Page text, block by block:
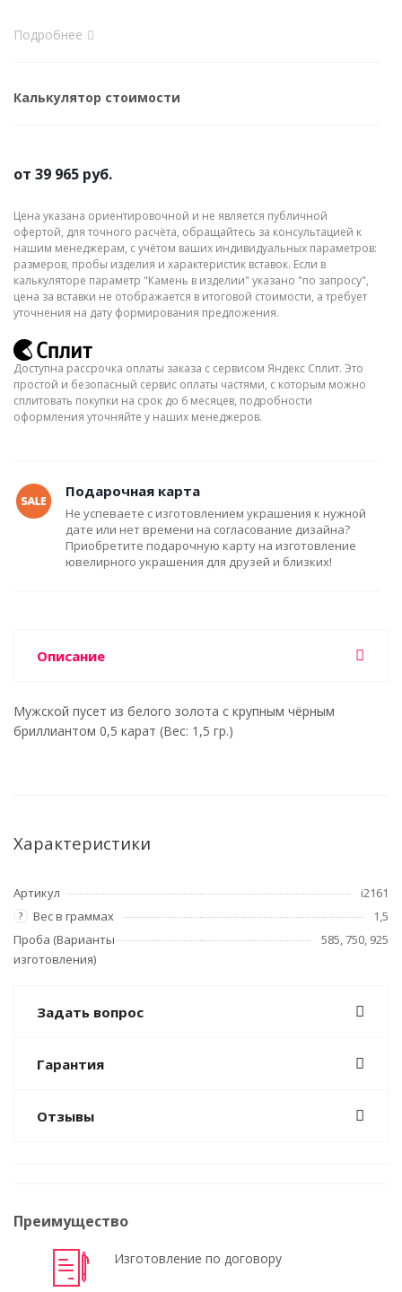
Подробнее
Калькулятор стоимости
от 39 965 руб.
Цена указана ориентировочной и не является публичной
офертой, для точного расчёта, обращайтесь за консультацией к
нашим менеджерам, с учётом ваших индивидуальных параметров:
размеров, пробы изделия и характеристик вставок. Если в
калькуляторе параметр "Камень в изделии" указано "по запросу",
цена за вставки не отображается в итоговой стоимости, а требует
уточнения на дату формирования предложения.
Доступна рассрочка оплаты заказа с сервисом Яндекс Сплит. Это
простой и безопасный сервис оплаты частями, с которым можно
сплитовать покупки на срок до 6 месяцев, подробности
оформления уточняйте у наших менеджеров.
Подарочная карта
Не успеваете с изготовлением украшения к нужной
дате или нет времени на согласование дизайна?
Приобретите подарочную карту на изготовление
ювелирного украшения для друзей и близких!
Описание
Мужской пусет из белого золота с крупным чёрным
бриллиантом 0,5 карат (Вес: 1,5 гр.)
Характеристики
Артикул i2161
? Вес в граммах
1,5
Проба (Варианты
изготовления)
585, 750, 925
Задать вопрос
Гарантия
Отзывы
Преимущество
Изготовление по договору